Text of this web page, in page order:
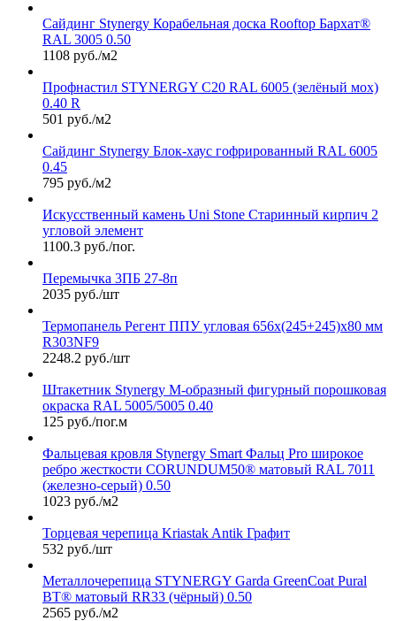
Сайдинг Stynergy Корабельная доска Rooftop Бархат®
RAL 3005 0.50
1108 руб./м2
Профнастил STYNERGY С20 RAL 6005 (зелёный мох)
0.40 R
501 руб./м2
Сайдинг Stynergy Блок-хаус гофрированный RAL 6005
0.45
795 руб./м2
Искусственный камень Uni Stone Старинный кирпич 2
угловой элемент
1100.3 руб./пог.
Перемычка 3ПБ 27-8п
2035 руб./шт
Термопанель Регент ППУ угловая 656х(245+245)х80 мм
R303NF9
2248.2 руб./шт
Штакетник Stynergy М-образный фигурный порошковая
окраска RAL 5005/5005 0.40
125 руб./пог.м
Фальцевая кровля Stynergy Smart Фальц Pro широкое
ребро жесткости CORUNDUM50® матовый RAL 7011
(железно-серый) 0.50
1023 руб./м2
Торцевая черепица Kriastak Antik Графит
532 руб./шт
Металлочерепица STYNERGY Garda GreenCoat Pural
BT® матовый RR33 (чёрный) 0.50
2565 руб./м2